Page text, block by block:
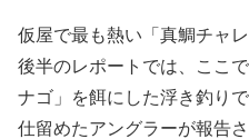
仮屋で最も熱い「真鯛チャ
後半のレポートでは、ここ
ナゴ」を餌にした浮き釣り
仕留めたアングラーが報告